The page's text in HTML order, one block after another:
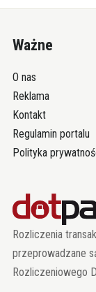
Ważne
O nas
Reklama
Kontakt
Regulamin portalu
Polityka
Rozliczenia
przeprowadzane
Rozliczeniowego